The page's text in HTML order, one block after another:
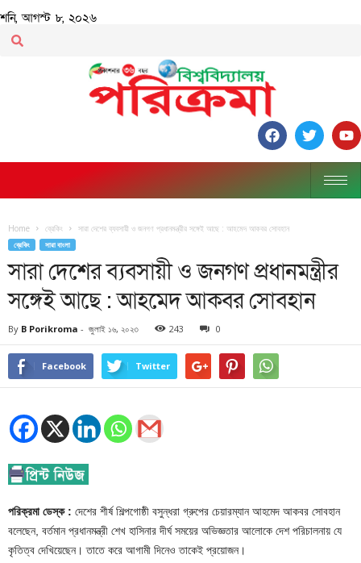
শনি, আগস্ট ৮, ২০২৬
Home ব্রেকিং সারা দেশের ব্যবসায়ী ও জনগণ প্রধানমন্ত্রীর সঙ্গেই আছে : আহমেদ আকবর সোবহান
ব্রেকিং সারা বাংলা
সারা দেশের ব্যবসায়ী ও জনগণ প্রধানমন্ত্রীর
সঙ্গেই আছে : আহমেদ আকবর সোবহান
By B Porikroma - জুলাই ১৬, ২০২৩ 243 0
Facebook Twitter
পরিক্রমা ডেস্ক : দেশের শীর্ষ শিল্পগোষ্ঠী বসুন্ধরা গ্রুপের চেয়ারম্যান আহমেদ আকবর সোবহান
বলেছেন, বর্তমান প্রধানমন্ত্রী শেখ হাসিনার দীর্ঘ সময়ের অভিজ্ঞতার আলোকে দেশ পরিচালনায় যে
কৃতিত্ব দেখিয়েছেন। তাতে করে আগামী দিনেও তাকেই প্রয়োজন।